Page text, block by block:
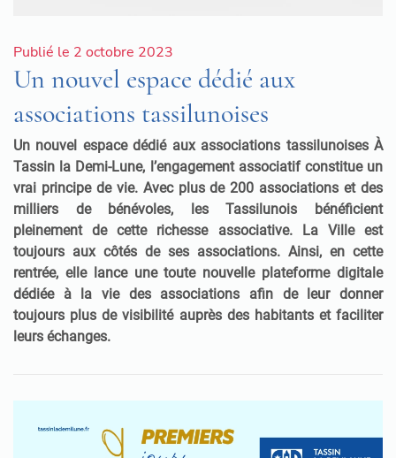
Publié le 2 octobre 2023
Un nouvel espace dédié aux
associations tassilunoises
Un nouvel espace dédié aux associations tassilunoises À
Tassin la Demi-Lune, l’engagement associatif constitue un
vrai principe de vie. Avec plus de 200 associations et des
milliers de bénévoles, les Tassilunois bénéficient
pleinement de cette richesse associative. La Ville est
toujours aux côtés de ses associations. Ainsi, en cette
rentrée, elle lance une toute nouvelle plateforme digitale
dédiée à la vie des associations afin de leur donner
toujours plus de visibilité auprès des habitants et faciliter
leurs échanges.